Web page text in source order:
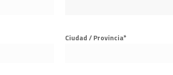
Ciudad / Provincia*